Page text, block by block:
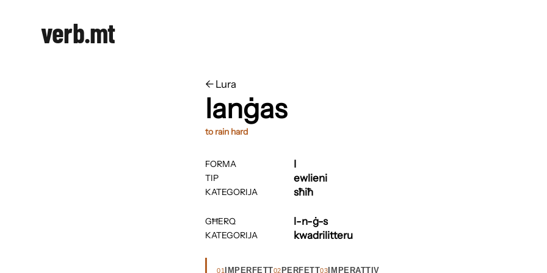
verb.mt
← ​​Lura
lanġas
to rain hard
FORMA
TIP
KATEGORIJA
GĦERQ
KATEGORIJA
ewlieni
sħiħ
l-n-ġ-s
kwadrilitteru
01 IMPERFETT02 PERFETT03 IMPERATTIV